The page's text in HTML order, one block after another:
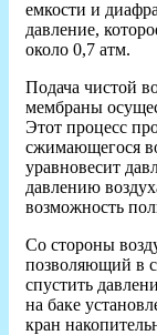
емкости и
давление,
около 0,7 атм.
Подача чистой
мембраны
Этот процесс
сжимающегося
уравновесит
давлению
возможность
Со стороны
позволяющий в
спустить
на баке
кран